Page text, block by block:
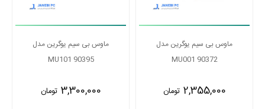
ماوس بی سیم یوگرین مدل
MU101 90395
3,300,000 تومان
ماوس بی سیم یوگرین مدل
MU001 90372
2,355,000 تومان